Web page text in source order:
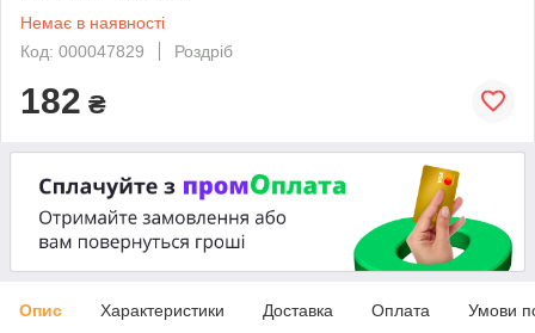
Немає в наявності
Код: 000047829
Роздріб
182 ₴
Опис Характеристики Доставка Оплата Умови